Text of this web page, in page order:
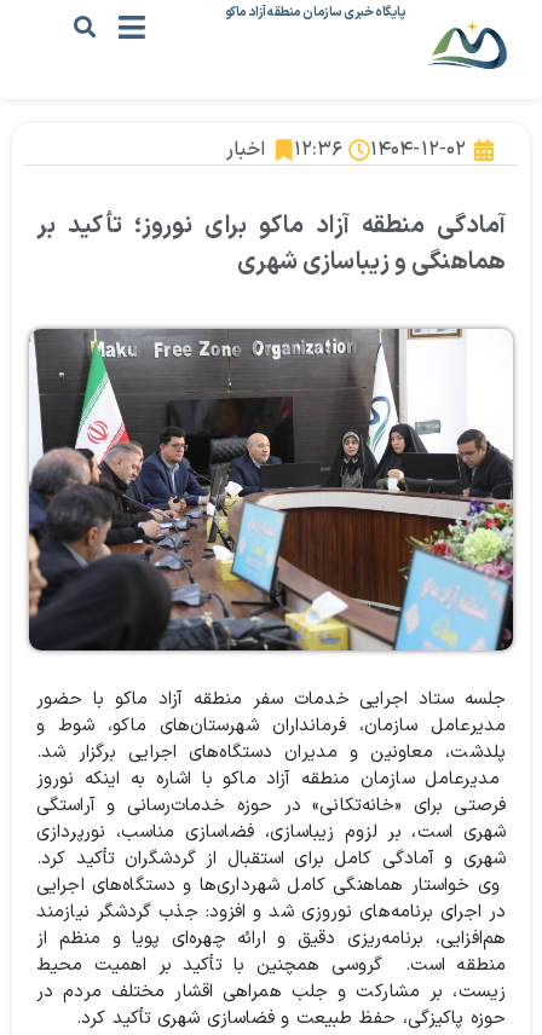
پایگاه خبری سازمان منطقه آزاد ماکو
۱۴۰۴-۱۲-۰۲ ۱۲:۳۶ اخبار
آمادگی منطقه آزاد ماکو برای نوروز؛ تأکید بر
هماهنگی و زیباسازی شهری
جلسه ستاد اجرایی خدمات سفر منطقه آزاد ماکو با حضور
مدیرعامل سازمان، فرمانداران شهرستان‌های ماکو، شوط و
پلدشت، معاونین و مدیران دستگاه‌های اجرایی برگزار شد.
مدیرعامل سازمان منطقه آزاد ماکو با اشاره به اینکه نوروز
فرصتی برای «خانه‌تکانی» در حوزه خدمات‌رسانی و آراستگی
شهری است، بر لزوم زیباسازی، فضاسازی مناسب، نورپردازی
شهری و آمادگی کامل برای استقبال از گردشگران تأکید کرد.
وی خواستار هماهنگی کامل شهرداری‌ها و دستگاه‌های اجرایی
در اجرای برنامه‌های نوروزی شد و افزود: جذب گردشگر نیازمند
هم‌افزایی، برنامه‌ریزی دقیق و ارائه چهره‌ای پویا و منظم از
منطقه است. گروسی همچنین با تأکید بر اهمیت محیط
زیست، بر مشارکت و جلب همراهی اقشار مختلف مردم در
حوزه پاکیزگی، حفظ طبیعت و فضاسازی شهری تأکید کرد.